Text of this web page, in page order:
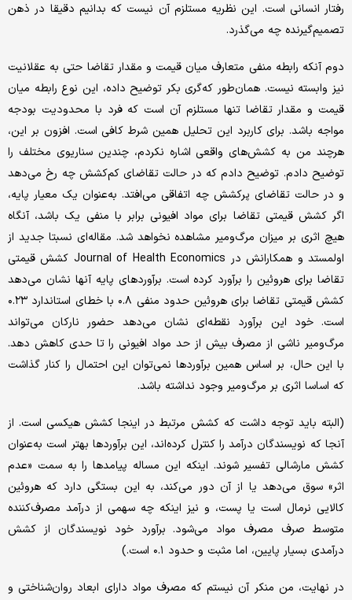
رفتار انسانی است. این نظریه مستلزم آن نیست که بدانیم دقیقا در ذهن
تصمیم‌گیرنده چه می‌گذرد.
دوم آنکه رابطه منفی متعارف میان قیمت و مقدار تقاضا حتی به عقلانیت
نیز وابسته نیست. همان‌طور که‌گری بکر توضیح داده، این نوع رابطه میان
قیمت و مقدار تقاضا تنها مستلزم آن است که فرد با محدودیت بودجه
مواجه باشد. برای کاربرد این تحلیل همین شرط کافی است. افزون بر این،
هرچند من به کشش‌های واقعی اشاره نکردم، چندین سناریوی مختلف را
توضیح دادم. توضیح دادم که در حالت تقاضای کم‌کشش چه رخ می‌دهد
و در حالت تقاضای پرکشش چه اتفاقی می‌افتد. به‌عنوان یک معیار پایه،
اگر کشش قیمتی تقاضا برای مواد افیونی برابر با منفی یک باشد، آنگاه
هیچ اثری بر میزان مرگ‌ومیر مشاهده نخواهد شد. مقاله‌ای نسبتا جدید از
اولمستد و همکارانش در Journal of Health Economics کشش قیمتی
تقاضا برای هروئین را برآورد کرده است. برآوردهای پایه آنها نشان می‌دهد
کشش قیمتی تقاضا برای هروئین حدود منفی ۰.۸ با خطای استاندارد ۰.۲۳
است. خود این برآورد نقطه‌ای نشان می‌دهد حضور نارکان می‌تواند
مرگ‌ومیر ناشی از مصرف بیش از حد مواد افیونی را تا حدی کاهش دهد.
با این حال، بر اساس همین برآوردها نمی‌توان این احتمال را کنار گذاشت
که اساسا اثری بر مرگ‌ومیر وجود نداشته باشد.
(البته باید توجه داشت که کشش مرتبط در اینجا کشش هیکسی است. از
آنجا که نویسندگان درآمد را کنترل کرده‌اند، این برآوردها بهتر است به‌عنوان
کشش مارشالی تفسیر شوند. اینکه این مساله پیامدها را به سمت «عدم
اثر» سوق می‌دهد یا از آن دور می‌کند، به این بستگی دارد که هروئین
کالایی نرمال است یا پست، و نیز اینکه چه سهمی از درآمد مصرف‌کننده
متوسط صرف مصرف مواد می‌شود. برآورد خود نویسندگان از کشش
درآمدی بسیار پایین، اما مثبت و حدود ۰.۱ است.)
در نهایت، من منکر آن نیستم که مصرف مواد دارای ابعاد روان‌شناختی و